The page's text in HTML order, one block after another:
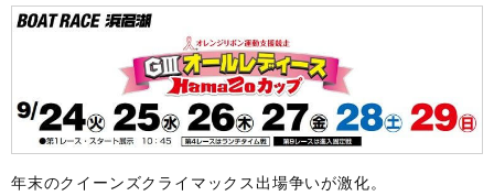
年末のクイーンズクライマックス出場争いが激化。